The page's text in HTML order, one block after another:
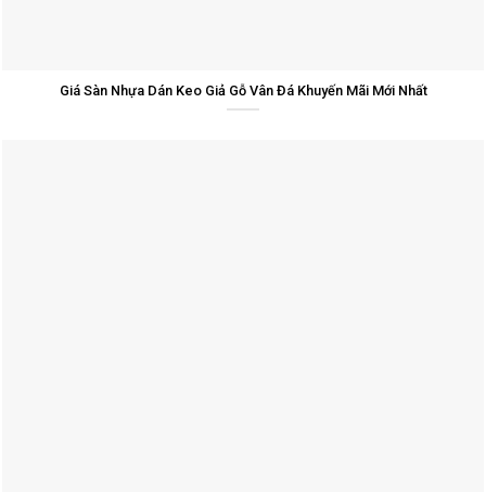
Giá Sàn Nhựa Dán Keo Giả Gỗ Vân Đá Khuyến Mãi Mới Nhất